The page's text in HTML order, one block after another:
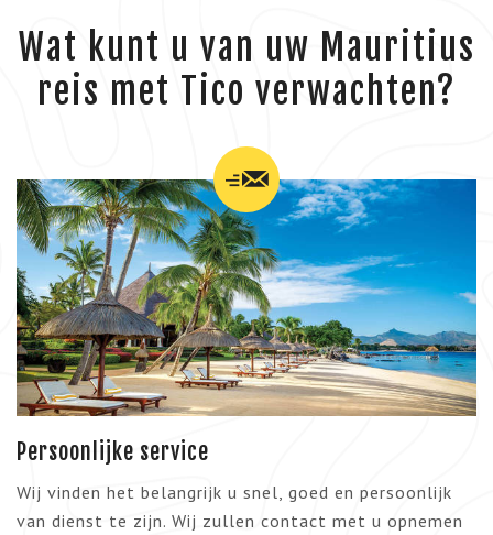
Wat kunt u van uw Mauritius
reis met Tico verwachten?
Persoonlijke service
Wij vinden het belangrijk u snel, goed en persoonlijk
van dienst te zijn. Wij zullen contact met u opnemen